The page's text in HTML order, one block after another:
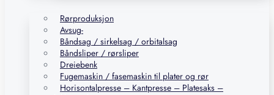
Rørproduksjon
Avsug-
Båndsag / sirkelsag / orbitalsag
Båndsliper / rørsliper
Dreiebenk
Fugemaskin / fasemaskin til plater og rør
Horisontalpresse – Kantpresse – Platesaks –